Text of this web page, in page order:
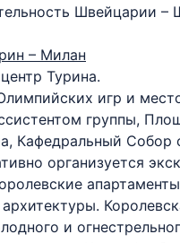
Швейцарии –
– Милан
Турина.
игр и
группы,
Кафедральный Собор
организуется
и